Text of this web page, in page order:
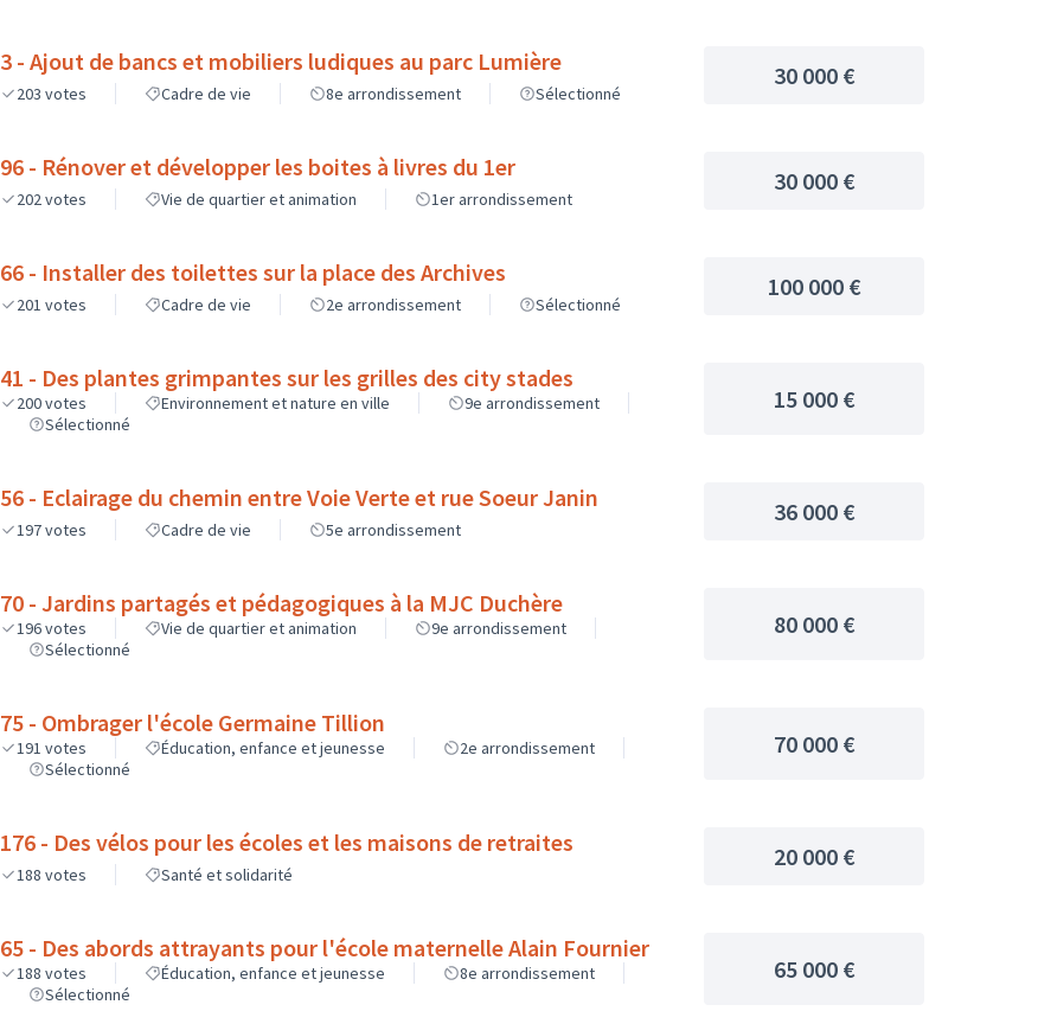
3 - Ajout de bancs et mobiliers ludiques au parc Lumière
203 votes Cadre de vie 8e arrondissement Sélectionné
30 000 €
96 - Rénover et développer les boites à livres du 1er
202votes Vie de quartier et animation 1er arrondissement
30 000 €
66 - Installer des toilettes sur la place des Archives
201 votes Cadre de vie 2e arrondissement Sélectionné
100 000 €
41 - Des plantes grimpantes sur les grilles des city stades
200votes Environnement et nature en ville
9e arrondissement
Sélectionné
15 000 €
56 - Eclairage du chemin entre Voie Verte et rue Soeur Janin
197votes Cadre de vie 5e arrondissement
36 000 €
70 - Jardins partagés et pédagogiques à la MJC Duchère
196votes Vie de quartier et animation
9e arrondissement
Sélectionné
80 000 €
75 - Ombrager l'école Germaine Tillion
191 votes Éducation, enfance et jeunesse
2e arrondissement
Sélectionné
70 000 €
176 - Des vélos pour les écoles et les maisons de retraites
188 votes Santé et solidarité
20 000 €
65 - Des abords attrayants pour l'école maternelle Alain Fournier
188 votes Éducation, enfance et jeunesse
8e arrondissement
Sélectionné
65 000 €